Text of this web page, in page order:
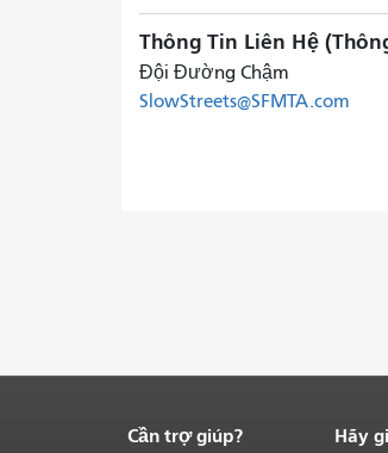
Thông Tin Liên Hệ
Đội Đường Chậm
SlowStreets@SFMTA.com
Kết
Cần trợ giúp? Hãy